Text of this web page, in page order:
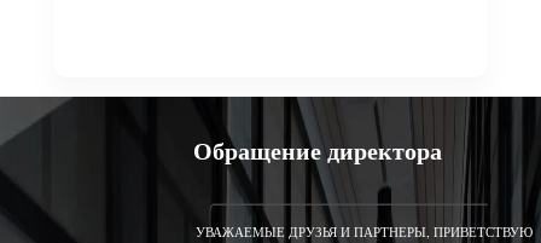
Обращение директора
УВАЖАЕМЫЕ ДРУЗЬЯ И ПАРТНЕРЫ, ПРИВЕТСТВУЮ